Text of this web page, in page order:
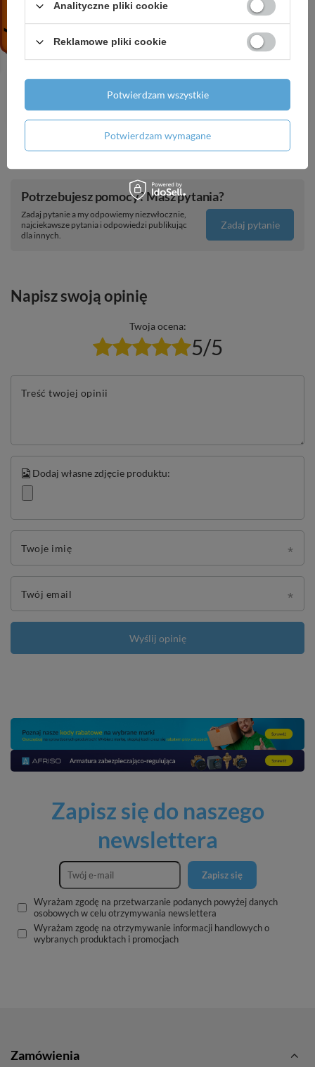
AX Universal Rectangular Szczotka do WC z
pojemnikiem, ścienna, Nikiel Szczotkowany
1 957,05 zł / szt.
Push-Open, Biały Matowy
1 368,13 zł / szt.
Potrzebujesz pomocy? Masz pytania?
Zadaj pytanie a my odpowiemy niezwłocznie,
najciekawsze pytania i odpowiedzi publikując
dla innych.
Zadaj pytanie
Napisz swoją opinię
Twoja ocena:
5/5
Treść twojej opinii
Dodaj własne zdjęcie produktu:
Twoje imię
Twój email
Wyślij opinię
Zapisz się do naszego
newslettera
Zapisz się
Wyrażam zgodę na przetwarzanie podanych powyżej danych
osobowych w celu otrzymywania newslettera
Wyrażam zgodę na otrzymywanie informacji handlowych o
wybranych produktach i promocjach
Zamówienia
Analityczne pliki cookie
Reklamowe pliki cookie
Potwierdzam wymagane
Potwierdzam wszystkie